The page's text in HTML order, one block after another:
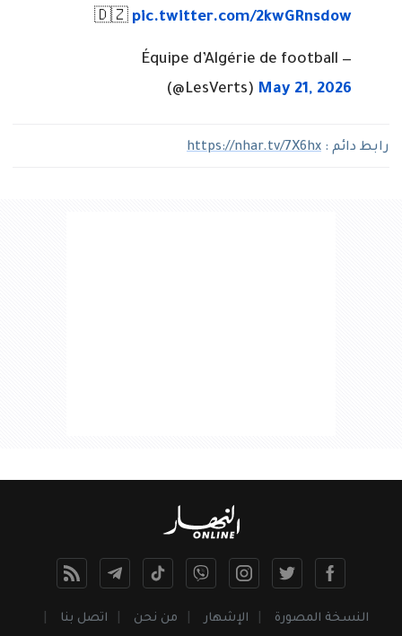
🇩🇿 pic.twitter.com/2kwGRnsdow
— Équipe d’Algérie de football
(@LesVerts) May 21, 2026
رابط دائم : https://nhar.tv/7X6hx
النسخة المصورة الإشهار من نحن اتصل بنا